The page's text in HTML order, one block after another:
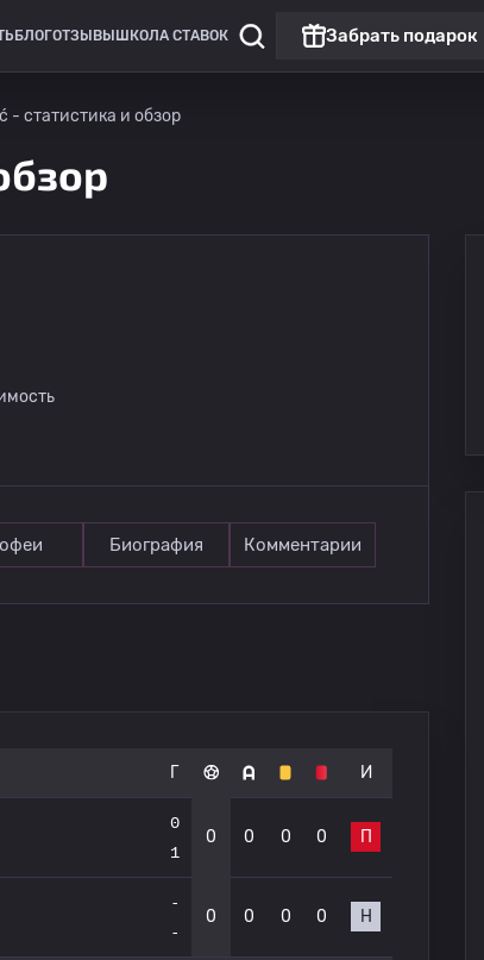
БЛОГОТЗЫВЫ ШКОЛА СТАВОК Забрать подарок
- статистика и обзор
Биография Комментарии
Г И
0
1
0 0 0 0 П
-
-
0 0 0 0 Н